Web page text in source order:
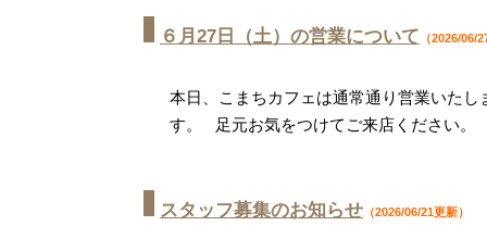
６月27日（土）の営業について （2026/06/
本日、こまちカフェは通常通り営業いた
す。 足元お気をつけてご来店ください。
スタッフ募集のお知らせ （2026/06/21更新）